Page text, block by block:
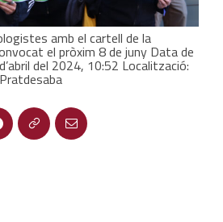
amb el cartell de la
el pròxim 8 de juny Data de
del 2024, 10:52 Localització: